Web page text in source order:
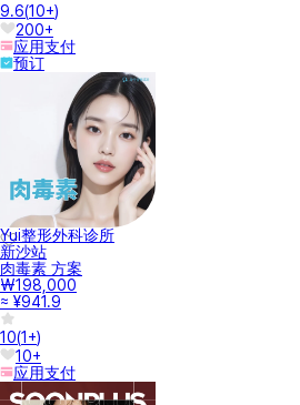
9.6(10+)
200+
应用支付
预订
Yui整形外科诊所
新沙站
肉毒素 方案
₩198,000
≈ ¥941.9
10(1+)
10+
应用支付